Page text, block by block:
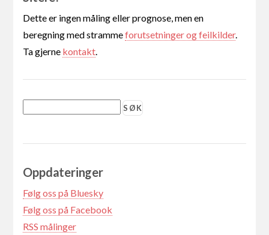
Dette er ingen måling eller prognose, men en
beregning med strammeforutsetninger og feilkilder.
Ta gjerne kontakt.
Oppdateringer
Følg oss på Bluesky
Følg oss på Facebook
RSS målinger